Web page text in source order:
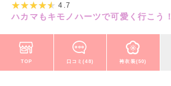
4.7
ハカマもキモノハーツで可愛く行こう！
TOP 口コミ(48) 袴衣装(50)